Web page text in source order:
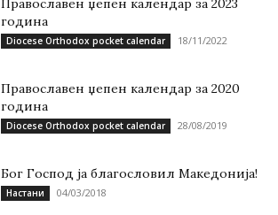
Православен џепен календар за 2023
година
Diocese Orthodox pocket calendar 18/11/2022
Православен џепен календар за 2020
година
Diocese Orthodox pocket calendar 28/08/2019
Бог Господ ја благословил Македонија!
Настани 04/03/2018